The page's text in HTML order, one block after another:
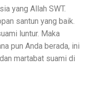
yang Allah SWT.
santun yang baik.
luntur. Maka
pun Anda berada, ini
martabat suami di